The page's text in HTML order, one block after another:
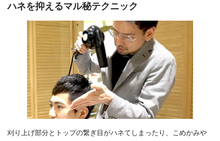
ハネを抑えるマル秘テクニック
刈り上げ部分とトップの繋ぎ目がハネてしまったり、こめかみや